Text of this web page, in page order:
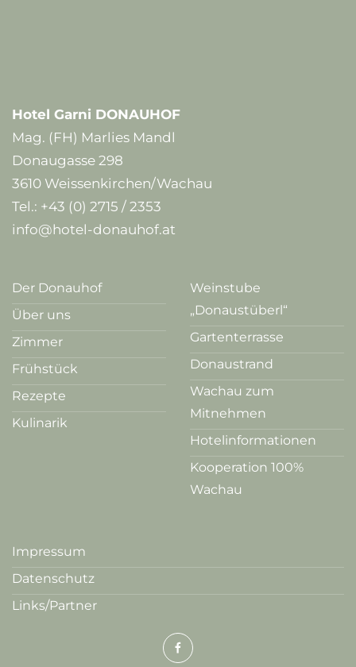
Hotel Garni DONAUHOF
Mag. (FH) Marlies Mandl
Donaugasse 298
3610 Weissenkirchen/Wachau
Tel.: +43 (0) 2715 / 2353
info@hotel-donauhof.at
Der Donauhof
Über uns
Zimmer
Frühstück
Rezepte
Kulinarik
Weinstube
„Donaustüberl“
Gartenterrasse
Donaustrand
Wachau zum
Mitnehmen
Hotelinformationen
Kooperation 100%
Wachau
Impressum
Datenschutz
Links/Partner